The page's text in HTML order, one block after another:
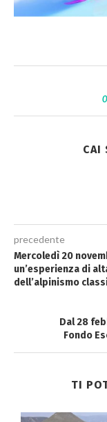
0
CAI
precedente
Mercoledì 20
un’esperienza di
dell’alpinismo
Dal 28
Fondo
TI